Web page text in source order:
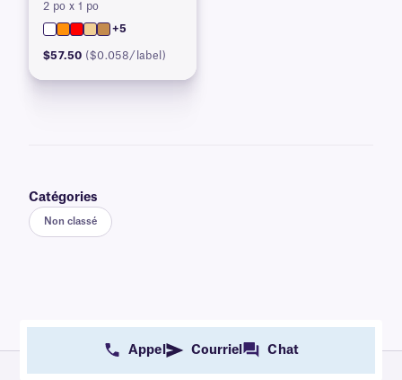
2 po x 1 po
+5
$57.50 ($0.058/label)
Catégories
Non classé
Appel Courriel Chat